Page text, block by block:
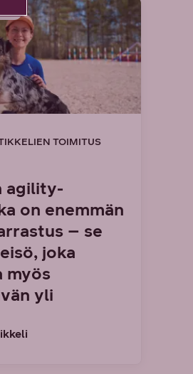
TOIMITUS
agility-
on enemmän
– se
joka
myös
yli